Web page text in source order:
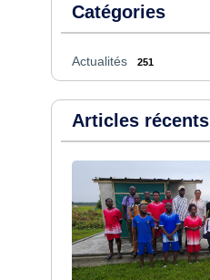
Catégories
Actualités 251
Articles récents